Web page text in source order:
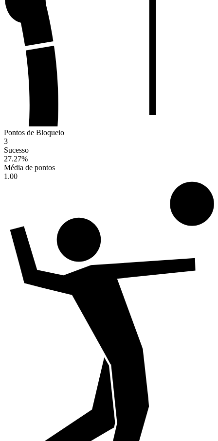
Pontos de Bloqueio
3
Sucesso
27.27%
Média de pontos
1.00